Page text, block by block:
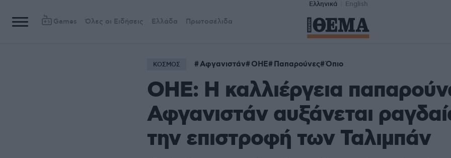
Ελληνικά English
Games Όλες οι Ειδήσεις Ελλάδα Πρωτοσέλιδα
ΚΟΣΜΟΣ Αφγανιστάν ΟΗΕ Παπαρούνες Όπιο
OHE: Η καλλιέργεια
Αφγανιστάν αυξάνεται
την επιστροφή των Ταλιμπάν